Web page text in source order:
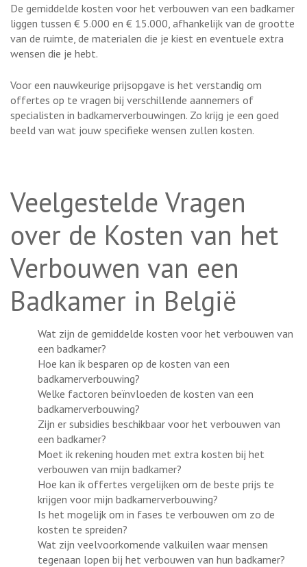
De gemiddelde kosten voor het verbouwen van een badkamer
liggen tussen € 5.000 en € 15.000, afhankelijk van de grootte
van de ruimte, de materialen die je kiest en eventuele extra
wensen die je hebt.
Voor een nauwkeurige prijsopgave is het verstandig om
offertes op te vragen bij verschillende aannemers of
specialisten in badkamerverbouwingen. Zo krijg je een goed
beeld van wat jouw specifieke wensen zullen kosten.
Veelgestelde Vragen
over de Kosten van het
Verbouwen van een
Badkamer in België
Wat zijn de gemiddelde kosten voor het verbouwen van
een badkamer?
Hoe kan ik besparen op de kosten van een
badkamerverbouwing?
Welke factoren beïnvloeden de kosten van een
badkamerverbouwing?
Zijn er subsidies beschikbaar voor het verbouwen van
een badkamer?
Moet ik rekening houden met extra kosten bij het
verbouwen van mijn badkamer?
Hoe kan ik offertes vergelijken om de beste prijs te
krijgen voor mijn badkamerverbouwing?
Is het mogelijk om in fases te verbouwen om zo de
kosten te spreiden?
Wat zijn veelvoorkomende valkuilen waar mensen
tegenaan lopen bij het verbouwen van hun badkamer?